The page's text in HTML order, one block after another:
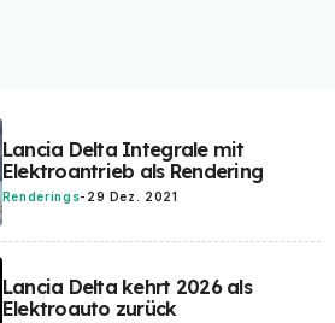
Lancia Delta Integrale mit
Elektroantrieb als Rendering
Renderings- 29 Dez. 2021
Lancia Delta kehrt 2026 als
Elektroauto zurück